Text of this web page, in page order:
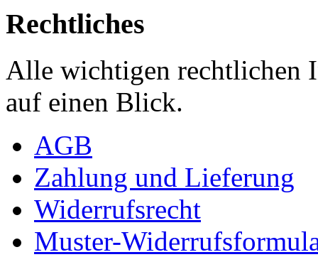
Rechtliches
Alle wichtigen rechtlichen
auf einen Blick.
AGB
Zahlung und Lieferung
Widerrufsrecht
Muster-